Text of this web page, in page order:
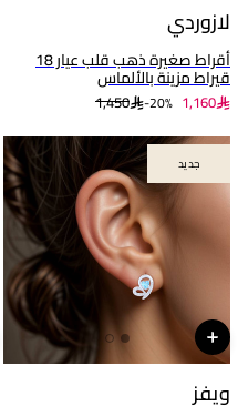
لازوردي
أقراط صغيرة ذهب قلب عيار 18
قيراط مزينة بالألماس
1,450 20%- 1,160
جديد
جديد
ويفز